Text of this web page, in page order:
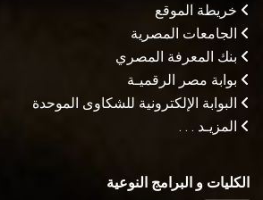
خريطة الموقع
الجامعات المصرية
بنك المعرفة المصري
بوابة مصر الرقميـة
البوابة الإلكترونية للشكاوى الموحدة
المزيـد . . .
الكليات و البرامج النوعية